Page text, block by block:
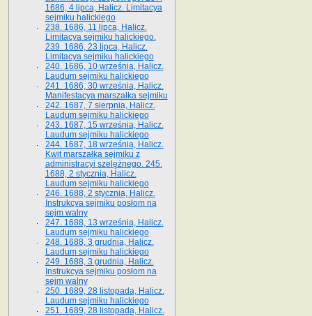
1686, 4 lipca, Halicz. Limitacya
sejmiku halickiego
238. 1686, 11 lipca, Halicz.
Limitacya sejmiku halickiego.
239. 1686, 23 lipca, Halicz.
Limitacya sejmiku halickiego
240. 1686, 10 września, Halicz.
Laudum sejmiku halickiego
241. 1686, 30 września, Halicz.
Manifestacya marszałka sejmiku
242. 1687, 7 sierpnia, Halicz.
Laudum sejmiku halickiego
243. 1687, 15 września, Halicz.
Laudum sejmiku halickiego
244. 1687, 18 września, Halicz.
Kwit marszałka sejmiku z
administracyi szelężnego. 245.
1688, 2 stycznia, Halicz.
Laudum sejmiku halickiego
246. 1688, 2 stycznia, Halicz.
Instrukcya sejmiku posłom na
sejm walny
247. 1688, 13 września, Halicz.
Laudum sejmiku halickiego
248. 1688, 3 grudnia, Halicz.
Laudum sejmiku halickiego
249. 1688, 3 grudnia, Halicz.
Instrukcya sejmiku posłom na
sejm walny
250. 1689, 28 listopada, Halicz.
Laudum sejmiku halickiego
251. 1689, 28 listopada, Halicz.